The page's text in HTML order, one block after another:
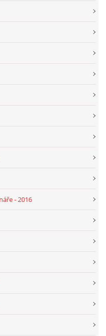
Aktualizováno: 1. 8. 2026
- 2016